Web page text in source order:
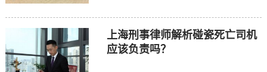
上海刑事律师解析碰瓷死亡司机
应该负责吗？